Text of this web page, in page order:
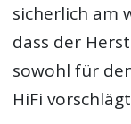
sicherlich am
dass der
sowohl für
HiFi